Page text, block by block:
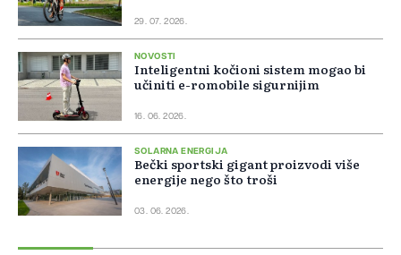
29. 07. 2026.
NOVOSTI
Inteligentni kočioni sistem mogao bi
učiniti e-romobile sigurnijim
16. 06. 2026.
SOLARNA ENERGIJA
Bečki sportski gigant proizvodi više
energije nego što troši
03. 06. 2026.